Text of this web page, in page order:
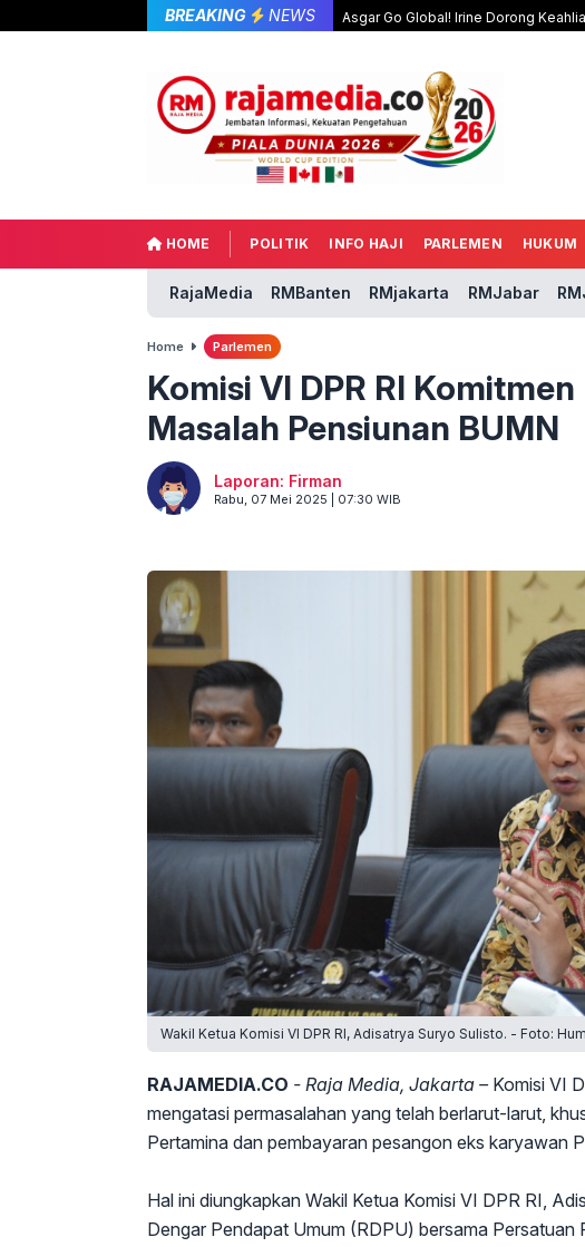
BREAKING NEWS Asgar Go Global! Irine Dorong
HOME POLITIK INFO HAJI PARLEMEN HUKUM
RajaMedia RMBanten RMjakarta RMJabar
Home Parlemen
Komisi VI DPR RI
Masalah Pensiunan BUMN
Laporan: Firman
Rabu, 07 Mei 2025 | 07:30 WIB
Wakil Ketua Komisi VI DPR RI, Adisatrya Suryo Sulisto. - Foto:
RAJAMEDIA.CO - Raja Media, Jakarta –Komisi VI
mengatasi permasalahan yang telah berlarut-larut,
Pertamina dan pembayaran pesangon eks karyawan
Hal ini diungkapkan Wakil Ketua Komisi VI DPR RI,
Dengar Pendapat Umum (RDPU) bersama